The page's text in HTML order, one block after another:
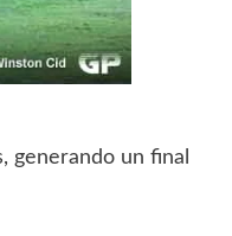
generando un final